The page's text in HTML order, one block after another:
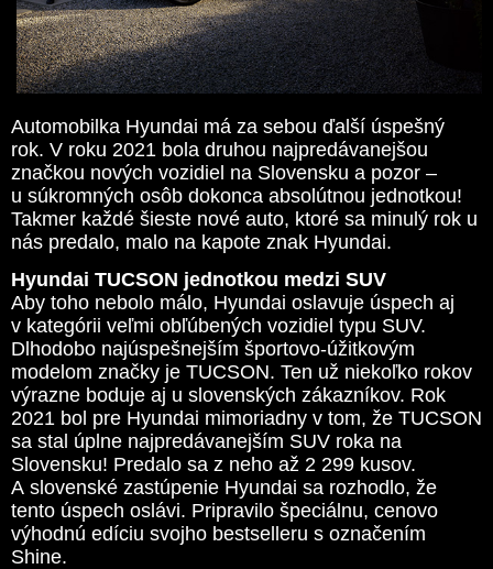
Automobilka Hyundai má za sebou ďalší úspešný
rok. V roku 2021 bola druhou najpredávanejšou
značkou nových vozidiel na Slovensku a pozor –
u súkromných osôb dokonca absolútnou jednotkou!
Takmer každé šieste nové auto, ktoré sa minulý rok u
nás predalo, malo na kapote znak Hyundai.
Hyundai TUCSON jednotkou medzi SUV
Aby toho nebolo málo, Hyundai oslavuje úspech aj
v kategórii veľmi obľúbených vozidiel typu SUV.
Dlhodobo najúspešnejším športovo-úžitkovým
modelom značky je TUCSON. Ten už niekoľko rokov
výrazne boduje aj u slovenských zákazníkov. Rok
2021 bol pre Hyundai mimoriadny v tom, že TUCSON
sa stal úplne najpredávanejším SUV roka na
Slovensku! Predalo sa z neho až 2 299 kusov.
A slovenské zastúpenie Hyundai sa rozhodlo, že
tento úspech oslávi. Pripravilo špeciálnu, cenovo
výhodnú edíciu svojho bestselleru s označením
Shine.